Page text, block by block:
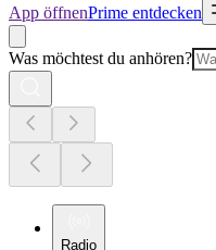
App öffnenPrime entdecken
Was möchtest du anhören?
Radio